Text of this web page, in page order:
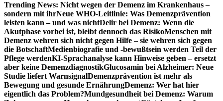
Trending News: Nicht wegen der Demenz im Krankenhaus –
sondern mit ihrNeue WHO-Leitlinie: Was Demenzprävention
leisten kann – und was nichtDelir bei Demenz: Wenn die
Akutphase vorbei ist, bleibt dennoch das RisikoMenschen mit
Demenz wehren sich nicht gegen Hilfe – sie wehren sich gegen
die BotschaftMedienbiografie und -bewußtsein werden Teil der
Pflege werdenKI-Sprachanalyse kann Hinweise geben – ersetzt
aber keine DemenzdiagnostikGlucosamin bei Alzheimer: Neue
Studie liefert WarnsignalDemenzprävention ist mehr als
Bewegung und gesunde ErnährungDemenz: Wer hat hier
eigentlich das Problem?Mundgesundheit bei Demenz: Warum